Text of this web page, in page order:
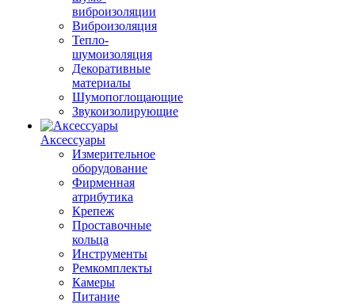
виброизоляции
Виброизоляция
Тепло-
шумоизоляция
Декоративные
материалы
Шумопоглощающие
Звукоизолирующие
Аксессуары
Измерительное
оборудование
Фирменная
атрибутика
Крепеж
Проставочные
кольца
Инструменты
Ремкомплекты
Камеры
Питание